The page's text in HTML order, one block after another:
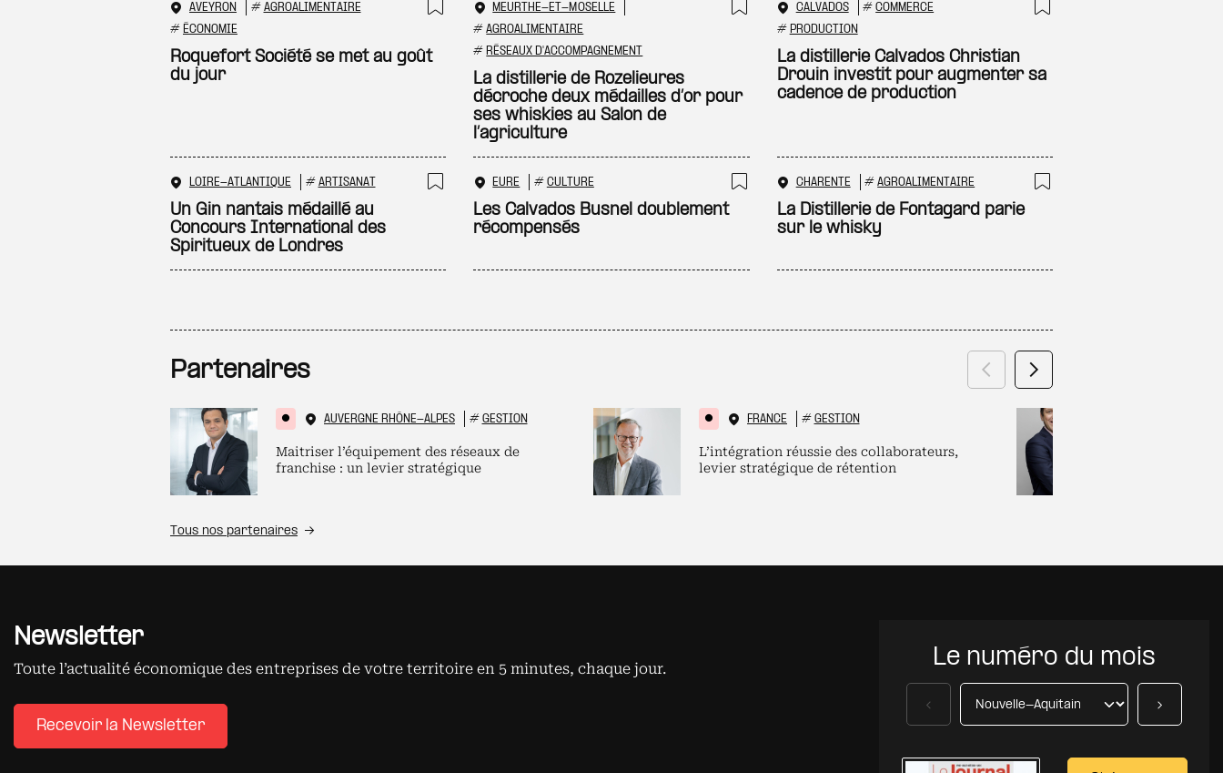
AVEYRON # AGROALIMENTAIRE
# ÉCONOMIE Ajouter à ma sélection
Roquefort Société se met au goût
du jour
MEURTHE-ET-MOSELLE
#AGROALIMENTAIRE
#RÉSEAUX D'ACCOMPAGNEMENT
Ajouter à ma sélection
La distillerie de Rozelieures
décroche deux médailles d’or pour
ses whiskies au Salon de
l’agriculture
CALVADOS #COMMERCE
# PRODUCTION
La distillerie Calvados Christian
Drouin investit pour augmenter sa
cadence de production
LOIRE-ATLANTIQUE # ARTISANAT
Ajouter à ma sélection
Un Gin nantais médaillé au
Concours International des
Spiritueux de Londres
EURE # CULTURE
Ajouter à ma sélection
Les Calvados Busnel doublement
récompensés
CHARENTE #AGROALIMENTAIRE
La Distillerie de Fontagard parie
sur le whisky
Partenaires
AUVERGNE RHÔNE-ALPES # GESTION
Maitriser l’équipement des réseaux de
franchise : un levier stratégique
FRANCE # GESTION
L’intégration réussie des collaborateurs,
levier stratégique de rétention
Précédent
Suivant
Tous nos partenaires
Newsletter
Toute l’actualité économique des entreprises de votre territoire en 5 minutes, chaque jour.
Recevoir la Newsletter
Le numéro du mois
Précédent Suivant